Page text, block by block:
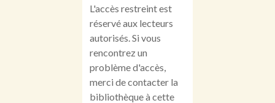
L'accès restreint est
réservé aux lecteurs
autorisés. Si vous
rencontrez un
problème d'accès,
merci de contacter la
bibliothèque à cette